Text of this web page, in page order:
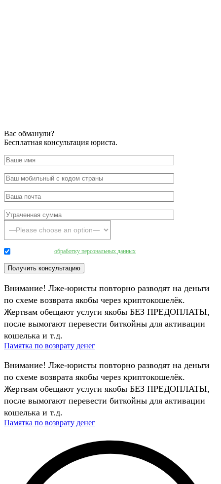
Вас обманули?
Бесплатная консультация юриста.
обработку персональных данных
Внимание! Лже-юристы повторно разводят на деньги
по схеме возврата якобы через криптокошелёк.
Жертвам обещают услуги якобы БЕЗ ПРЕДОПЛАТЫ,
после вымогают перевести биткойны для активации
кошелька и т.д.
Памятка по возврату денег
Внимание! Лже-юристы повторно разводят на деньги
по схеме возврата якобы через криптокошелёк.
Жертвам обещают услуги якобы БЕЗ ПРЕДОПЛАТЫ,
после вымогают перевести биткойны для активации
кошелька и т.д.
Памятка по возврату денег